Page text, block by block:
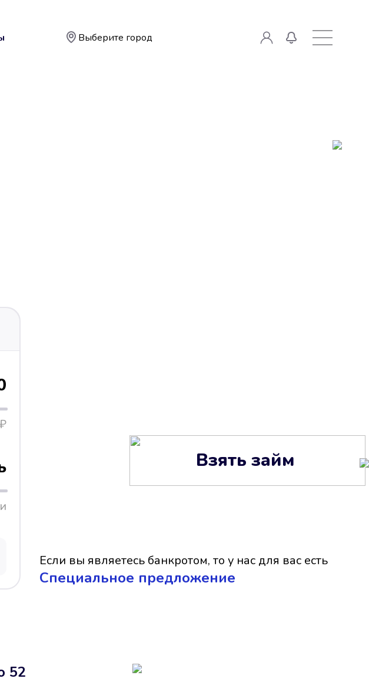
Выберите город
Взять займ
Если вы являетесь банкротом, то у нас для вас есть
Cпециальное предложение
52